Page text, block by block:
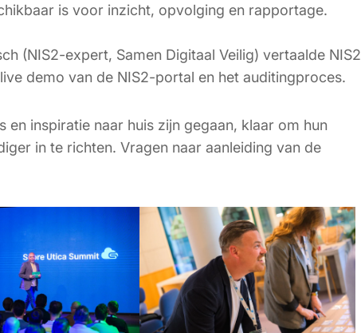
is voor inzicht, opvolging en rapportage.
(NIS2-expert, Samen Digitaal Veilig) vertaalde NIS2
demo van de NIS2-portal en het auditingproces.
inspiratie naar huis zijn gegaan, klaar om hun
in te richten. Vragen naar aanleiding van de